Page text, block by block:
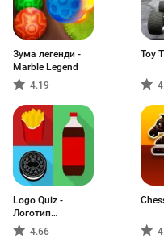
Зума легенди -
Marble Legend
4.19
Toy
Logo Quiz -
Логотип
Вікторина
4.66